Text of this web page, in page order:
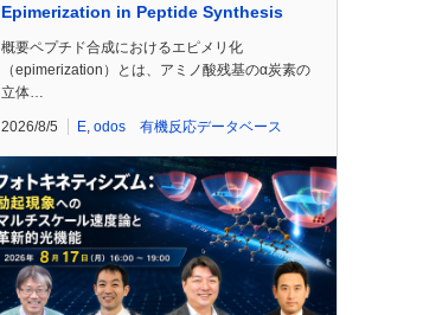
Epimerization in Peptide Synthesis
概要ペプチド合成におけるエピメリ化
（epimerization）とは、アミノ酸残基のα炭素の
立体…
2026/8/5 E odos 有機反応データベース